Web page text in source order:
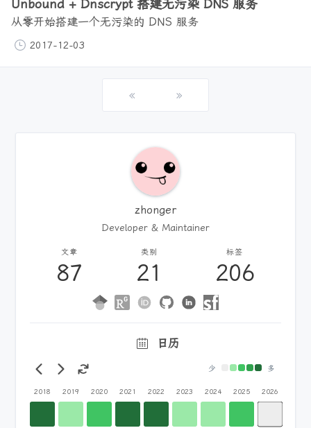
Unbound + Dnscrypt 搭建无污染 DNS 服务
从零开始搭建一个无污染的 DNS 服务
2017-12-03
« »
zhonger
Developer & Maintainer
文章
87
类别
21
标签
206
日历
少 多
2018 2019 2020 2021 2022 2023 2024 2025 2026